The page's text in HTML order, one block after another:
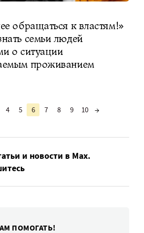
обращаться к властям!»
семьи людей
о ситуации
проживанием
4 5 6 7 8 9 10 →
и новости в Max.
ПОМОГАТЬ!